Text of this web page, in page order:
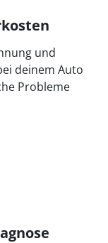
und
deinem Auto
Probleme